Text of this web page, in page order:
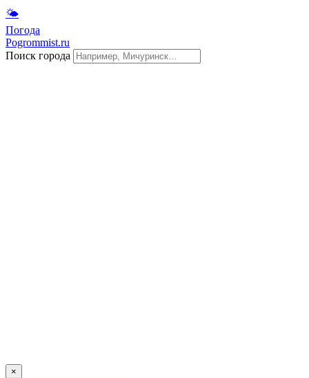
🌤
Погода
Pogrommist.ru
Поиск города
×